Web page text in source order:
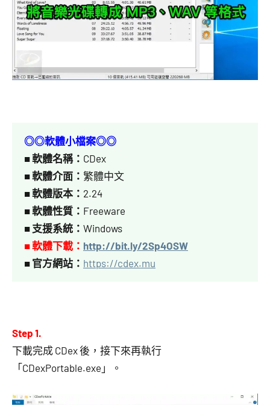
◎◎軟體小檔案◎◎
■軟體名稱： CDex
■軟體介面： 繁體中文
■軟體版本： 2.24
■軟體性質： Freeware
■ 支援系統： Windows
■ 軟體下載： http://bit.ly/2Sp4OSW
■ 官方網站： https://cdex.mu
Step 1.
下載完成 CDex 後，接下來再執行
「CDexPortable.exe」。